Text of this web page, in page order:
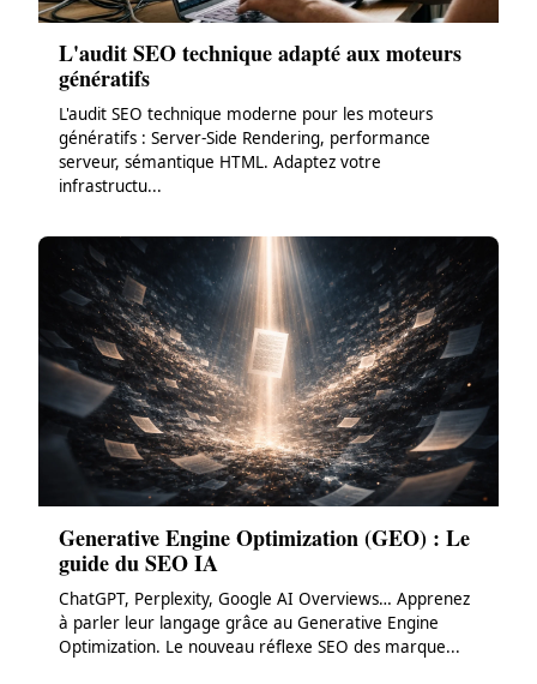
L'audit SEO technique adapté aux moteurs
génératifs
L'audit SEO technique moderne pour les moteurs
génératifs : Server-Side Rendering, performance
serveur, sémantique HTML. Adaptez votre
infrastructu...
Generative Engine Optimization (GEO) : Le
guide du SEO IA
ChatGPT, Perplexity, Google AI Overviews… Apprenez
à parler leur langage grâce au Generative Engine
Optimization. Le nouveau réflexe SEO des marque...